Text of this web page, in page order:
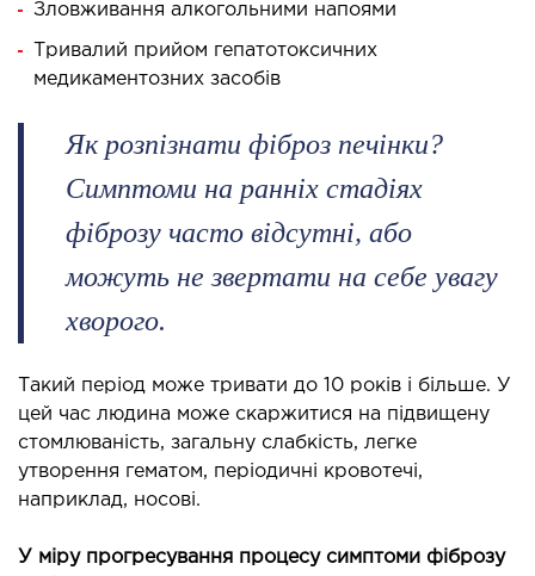
І ДЕРМАТОЛОГІЯ
епіляція
косметологія
ЗАХВОРЮВАНЬ
І ЖОВЧНИХ ПРОТОК
хвороб печінки
печінки і жовчних проток
ХІРУРГІЯ
Зловживання алкогольними напоями
Тривалий прийом гепатотоксичних
медикаментозних засобів
Як розпізнати фіброз печінки?
Симптоми на ранніх стадіях
фіброзу часто відсутні, або
можуть не звертати на себе увагу
хворого.
Такий період може тривати до 10 років і більше. У
цей час людина може скаржитися на підвищену
стомлюваність, загальну слабкість, легке
утворення гематом, періодичні кровотечі,
наприклад, носові.
У міру прогресування процесу симптоми фіброзу